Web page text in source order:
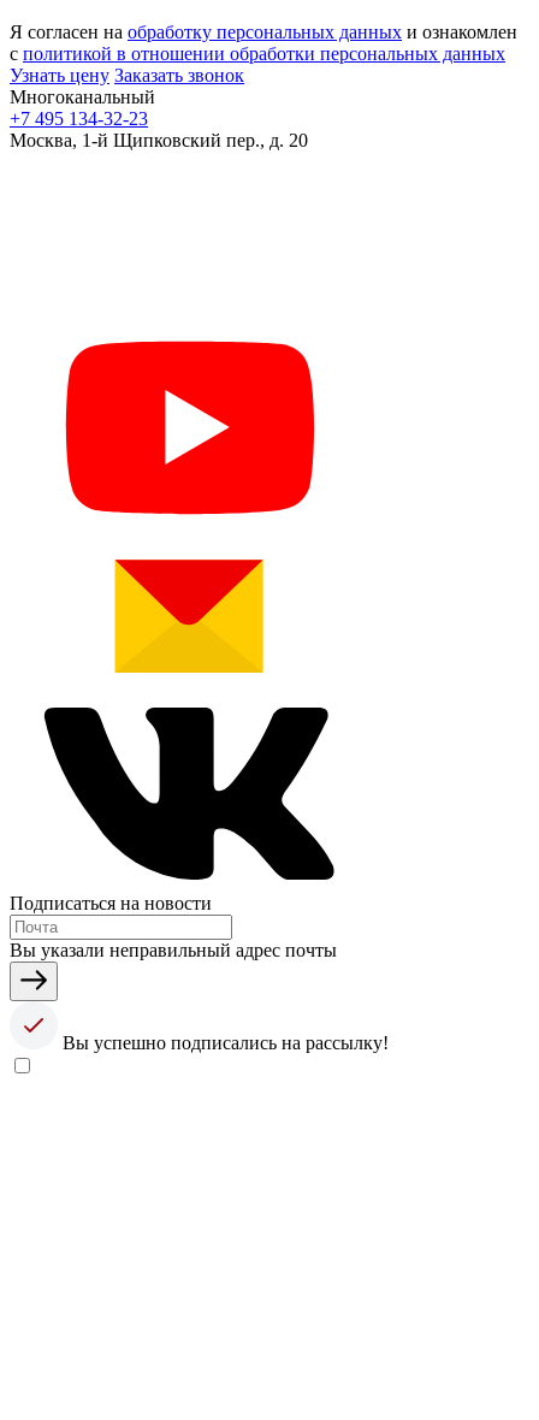
Я согласен на обработку персональных данных и ознакомлен
с политикой в отношении обработки персональных данных
Узнать цену Заказать звонок
Многоканальный
+7 495 134-32-23
Москва, 1-й Щипковский пер., д. 20
Подписаться на новости
Вы указали неправильный адрес почты
Вы успешно подписались на рассылку!